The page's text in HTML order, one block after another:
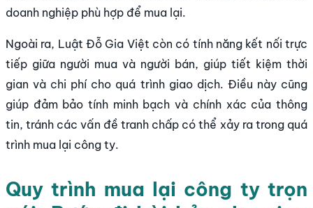
doanh nghiệp phù hợp để mua lại.
Ngoài ra, Luật Đỗ Gia Việt còn có tính năng kết nối trực
tiếp giữa người mua và người bán, giúp tiết kiệm thời
gian và chi phí cho quá trình giao dịch. Điều này cũng
giúp đảm bảo tính minh bạch và chính xác của thông
tin, tránh các vấn đề tranh chấp có thể xảy ra trong quá
trình mua lại công ty.
Quy trình mua lại công ty trọn